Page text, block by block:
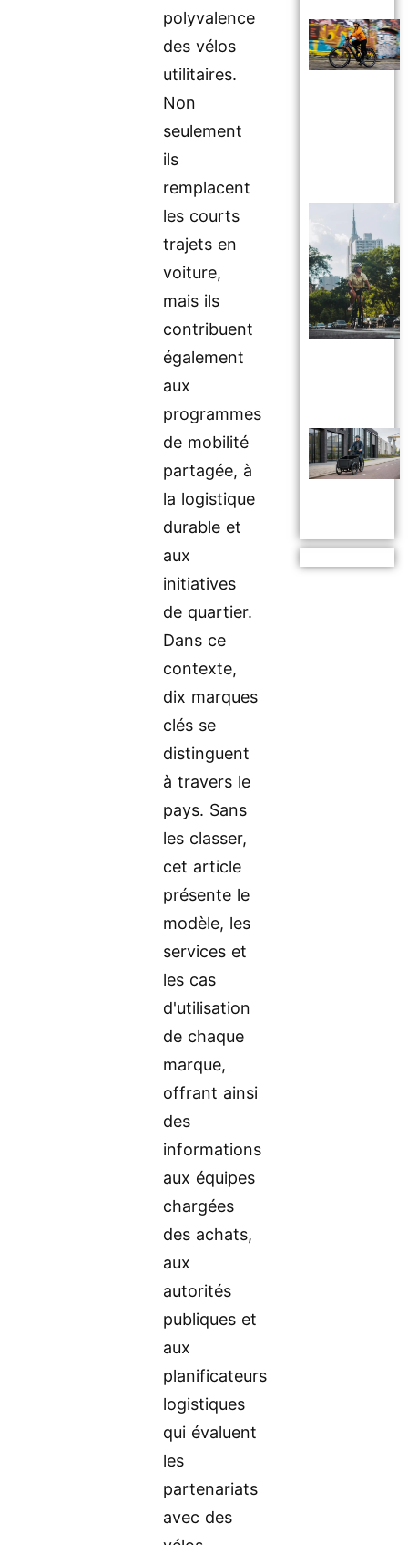
polyvalence
des vélos
utilitaires.
Non
seulement
ils
remplacent
les courts
trajets en
voiture,
mais ils
contribuent
également
aux
programmes
de mobilité
partagée, à
la logistique
durable et
aux
initiatives
de quartier.
Dans ce
contexte,
dix marques
clés se
distinguent
à travers le
pays. Sans
les classer,
cet article
présente le
modèle, les
services et
les cas
d'utilisation
de chaque
marque,
offrant ainsi
des
informations
aux équipes
chargées
des achats,
aux
autorités
publiques et
aux
planificateurs
logistiques
qui évaluent
les
partenariats
avec des